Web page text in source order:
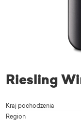
Riesling
Kraj pochodzenia
Region